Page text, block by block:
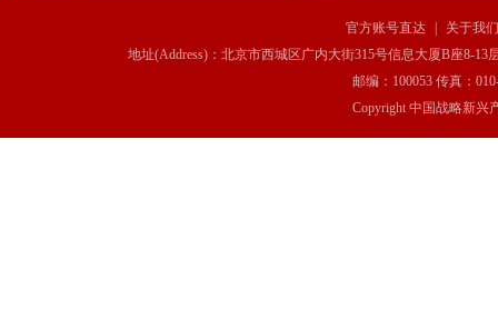
官方账号直达
关于我们
地址(Address)：北京市西城区广内大街315号信息大厦B座8-13
邮编：100053 传真：
Copyright 中国战略新兴